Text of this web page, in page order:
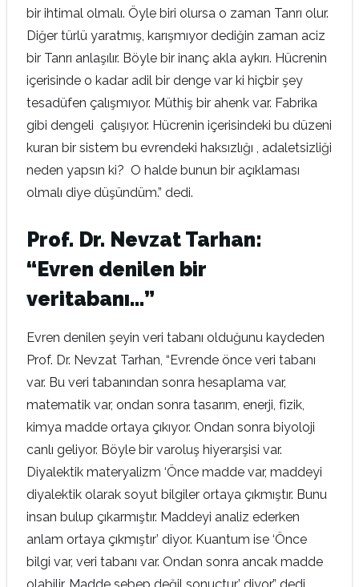
bir ihtimal olmalı. Öyle biri olursa o zaman Tanrı olur.
Diğer türlü yaratmış, karışmıyor dediğin zaman aciz
bir Tanrı anlaşılır. Böyle bir inanç akla aykırı. Hücrenin
içerisinde o kadar adil bir denge var ki hiçbir şey
tesadüfen çalışmıyor. Müthiş bir ahenk var. Fabrika
gibi dengeli çalışıyor. Hücrenin içerisindeki bu düzeni
kuran bir sistem bu evrendeki haksızlığı , adaletsizliği
neden yapsın ki? O halde bunun bir açıklaması
olmalı diye düşündüm.” dedi.
Prof. Dr. Nevzat Tarhan:
“Evren denilen bir
veritabanı…”
Evren denilen şeyin veri tabanı olduğunu kaydeden
Prof. Dr. Nevzat Tarhan, “Evrende önce veri tabanı
var. Bu veri tabanından sonra hesaplama var,
matematik var, ondan sonra tasarım, enerji, fizik,
kimya madde ortaya çıkıyor. Ondan sonra biyoloji
canlı geliyor. Böyle bir varoluş hiyerarşisi var.
Diyalektik materyalizm ‘Önce madde var, maddeyi
diyalektik olarak soyut bilgiler ortaya çıkmıştır. Bunu
insan bulup çıkarmıştır. Maddeyi analiz ederken
anlam ortaya çıkmıştır’ diyor. Kuantum ise ‘Önce
bilgi var, veri tabanı var. Ondan sonra ancak madde